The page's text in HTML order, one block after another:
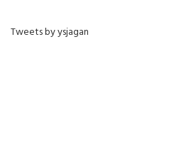
Tweets by ysjagan